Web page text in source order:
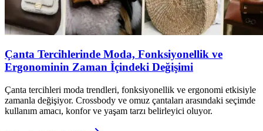
Çanta Tercihlerinde Moda, Fonksiyonellik ve
Ergonominin Zaman İçindeki Değişimi
Çanta tercihleri moda trendleri, fonksiyonellik ve ergonomi etkisiyle
zamanla değişiyor. Crossbody ve omuz çantaları arasındaki seçimde
kullanım amacı, konfor ve yaşam tarzı belirleyici oluyor.